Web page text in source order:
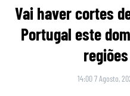
Vai haver cortes
Portugal este
14:00 7 Agosto,